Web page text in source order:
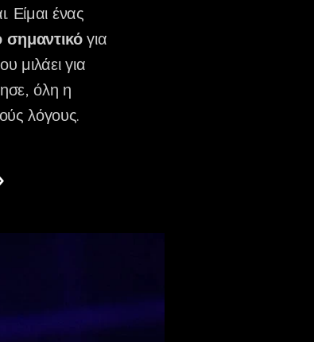
Είμαι ένας
σημαντικόγια
μιλάει για
όλη η
λόγους.